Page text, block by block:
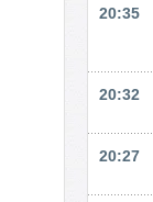
20:35
20:32
20:27